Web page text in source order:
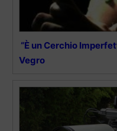
“È un Cerchio
Vegro